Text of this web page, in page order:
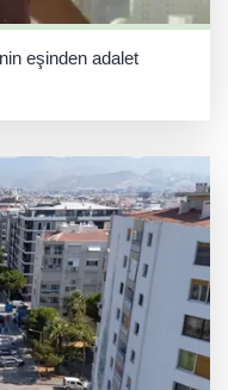
eşinden adalet